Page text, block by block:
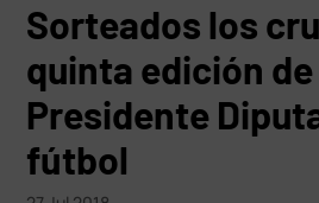
Sorteados los
quinta edición de
Presidente
fútbol